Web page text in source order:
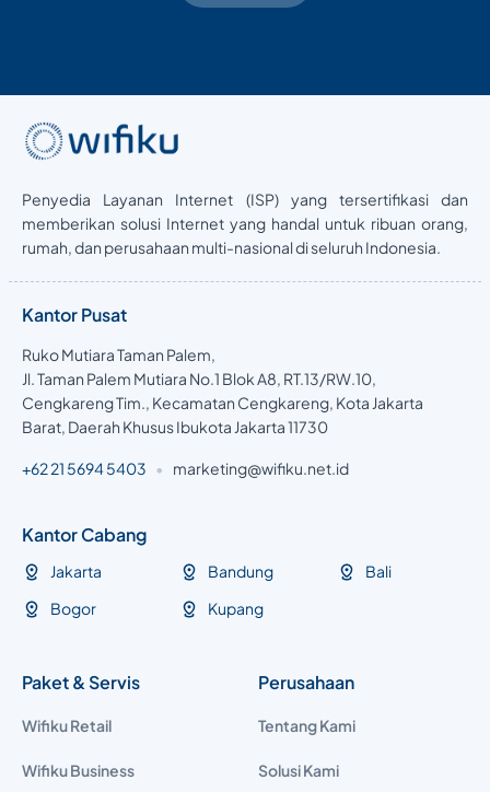
Penyedia Layanan Internet (ISP) yang tersertifikasi dan
memberikan solusi Internet yang handal untuk ribuan orang,
rumah, dan perusahaan multi-nasional di seluruh Indonesia.
Kantor Pusat
Ruko Mutiara Taman Palem,
Jl. Taman Palem Mutiara No.1 Blok A8, RT.13/RW.10,
Cengkareng Tim., Kecamatan Cengkareng, Kota Jakarta
Barat, Daerah Khusus Ibukota Jakarta 11730
+62 21 5694 5403 • marketing@wifiku.net.id
Kantor Cabang
Jakarta
Bogor
Bandung
Kupang
Bali
Paket & Servis
Wifiku Retail
Wifiku Business
Perusahaan
Tentang Kami
Solusi Kami